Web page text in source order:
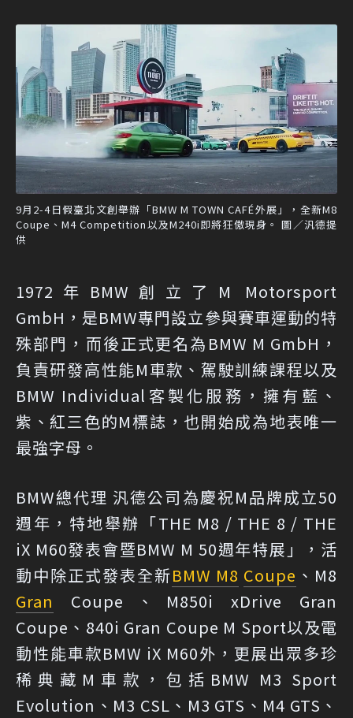
9月2-4日假臺北文創舉辦「BMW M TOWN CAFÉ外展」，全新M8
Coupe、M4 Competition以及M240i即將狂傲現身。 圖／汎德提
供
1972年BMW創立了M Motorsport
GmbH，是BMW專門設立參與賽車運動的特
殊部門，而後正式更名為BMW M GmbH，
負責研發高性能M車款、駕駛訓練課程以及
BMW Individual客製化服務，擁有藍、
紫、紅三色的M標誌，也開始成為地表唯一
最強字母。
BMW總代理 汎德公司為慶祝M品牌成立50
週年，特地舉辦「THE M8 / THE 8 / THE
iX M60發表會暨BMW M 50週年特展」，活
動中除正式發表全新BMW M8 Coupe 、M8
Gran
Coupe、M850i xDrive Gran
Coupe、840i Gran Coupe M Sport以及電
動性能車款BMW iX M60外，更展出眾多珍
稀典藏M車款，包括BMW M3 Sport
Evolution、M3 CSL、M3 GTS、M4 GTS、